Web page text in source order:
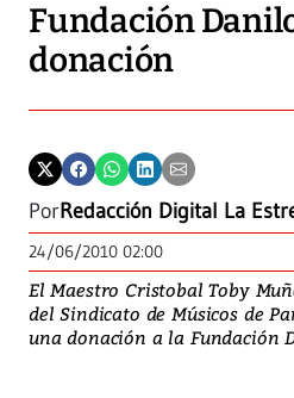
Fundación
donación
PorRedacción Digital La
24/06/2010 02:00
El Maestro Cristobal Toby
del Sindicato de Músicos de
una donación a la Fundación